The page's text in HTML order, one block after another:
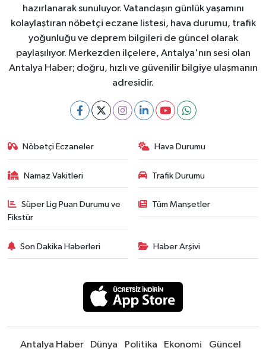
hazırlanarak sunuluyor. Vatandaşın günlük yaşamını
kolaylaştıran nöbetçi eczane listesi, hava durumu, trafik
yoğunluğu ve deprem bilgileri de güncel olarak
paylaşılıyor. Merkezden ilçelere, Antalya'nın sesi olan
Antalya Haber; doğru, hızlı ve güvenilir bilgiye ulaşmanın
adresidir.
Nöbetçi Eczaneler Hava Durumu
Namaz Vakitleri Trafik Durumu
Süper Lig Puan Durumu ve
Fikstür
Tüm Manşetler
Son Dakika Haberleri Haber Arşivi
Antalya Haber Dünya Politika Ekonomi Güncel